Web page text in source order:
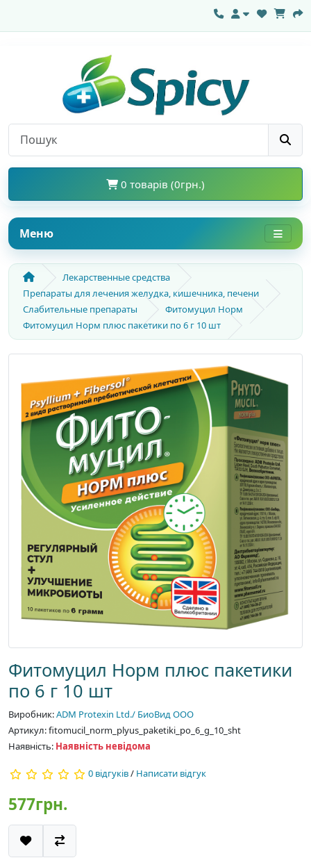
0 товарів (0грн.)
Меню
Лекарственные средства
Препараты для лечения желудка, кишечника, печени
Слабительные препараты
Фитомуцил Норм
Фитомуцил Норм плюс пакетики по 6 г 10 шт
Фитомуцил Норм плюс пакетики
по 6 г 10 шт
Виробник:ADM Protexin Ltd./ БиоВид ООО
Артикул: fitomucil_norm_plyus_paketiki_po_6_g_10_sht
Наявність: Наявність невідома
0 відгуків/ Написати відгук
577грн.